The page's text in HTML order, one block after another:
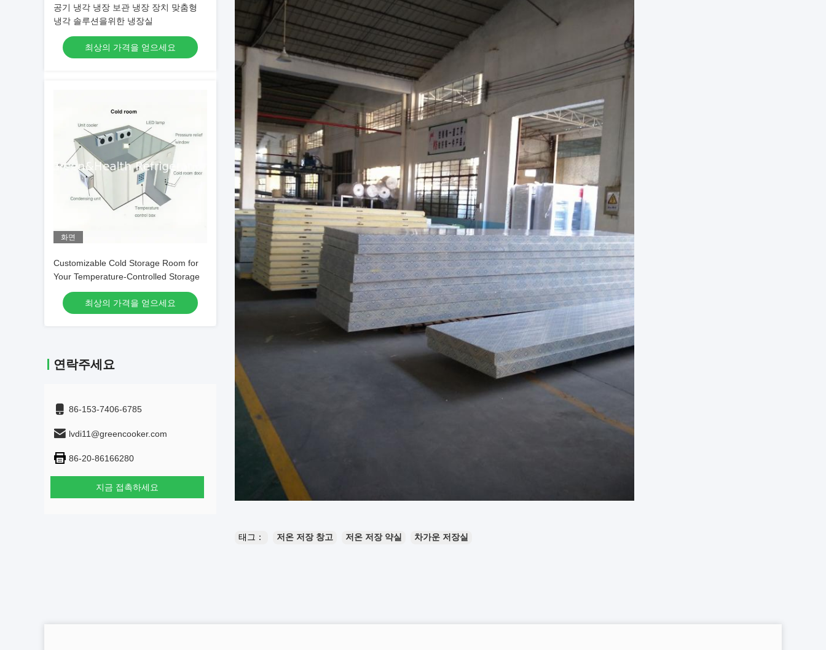
공기 냉각 냉장 보관 냉장 장치 맞춤형
냉각 솔루션을위한 냉장실
최상의 가격을 얻으세요
화면
Customizable Cold Storage Room for
Your Temperature-Controlled Storage
최상의 가격을 얻으세요
연락주세요
86-153-7406-6785
lvdi11@greencooker.com
86-20-86166280
지금 접촉하세요
태그： 저온 저장 창고 저온 저장 약실 차가운 저장실